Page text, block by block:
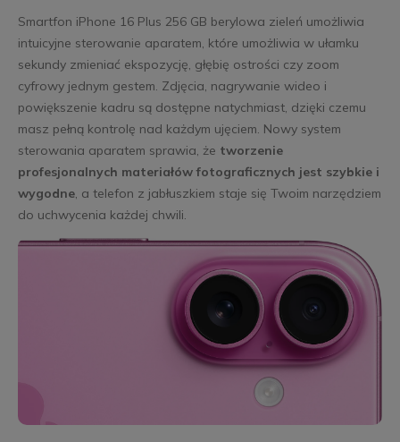
Smartfon iPhone 16 Plus 256 GB berylowa zieleń umożliwia
intuicyjne sterowanie aparatem, które umożliwia w ułamku
sekundy zmieniać ekspozycję, głębię ostrości czy zoom
cyfrowy jednym gestem. Zdjęcia, nagrywanie wideo i
powiększenie kadru są dostępne natychmiast, dzięki czemu
masz pełną kontrolę nad każdym ujęciem. Nowy system
sterowania aparatem sprawia, że tworzenie
profesjonalnych materiałów fotograficznych jest szybkie i
wygodne, a telefon z jabłuszkiem staje się Twoim narzędziem
do uchwycenia każdej chwili.